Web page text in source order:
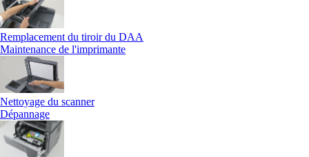
Remplacement du tiroir du DAA
Maintenance de l'imprimante
Nettoyage du scanner
Dépannage